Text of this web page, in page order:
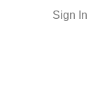
Sign In